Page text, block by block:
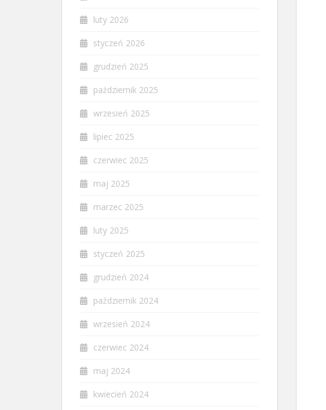
luty 2026
styczeń 2026
grudzień 2025
październik 2025
wrzesień 2025
lipiec 2025
czerwiec 2025
maj 2025
marzec 2025
luty 2025
styczeń 2025
grudzień 2024
październik 2024
wrzesień 2024
czerwiec 2024
maj 2024
kwiecień 2024